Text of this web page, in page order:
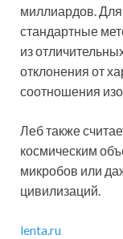
миллиардов. Для
стандартные
из
отклонения от
соотношения
Леб также
космическим
микробов или
цивилизаций.
lenta.ru